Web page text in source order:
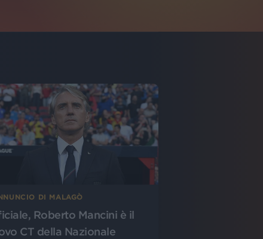
DI MALAGÒ
Roberto Mancini è il
CT della Nazionale